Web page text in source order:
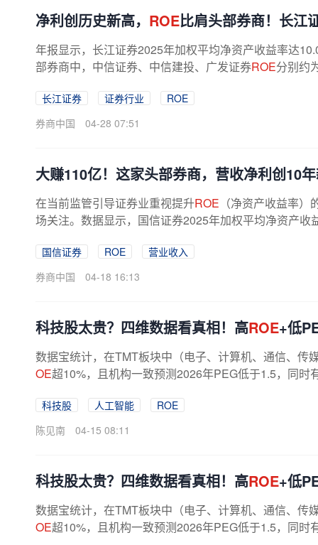
净利创历史新高， ROE比肩头部券商！长江
年报显示，长江证券2025年加权平均净资产收益率达
部券商中，中信证券、中信建投、广发证券ROE分别约
长江证券 证券行业
ROE
券商中国
04-28 07:51
大赚110亿！这家头部券商，营收净利创10
在当前监管引导证券业重视提升ROE （净资产收益率
场关注。数据显示，国信证券2025年加权平均净资产
国信证券 ROE
营业收入
券商中国
04-18 16:13
科技股太贵？四维数据看真相！高ROE+低
数据宝统计，在TMT板块中（电子、计算机、通信、传
OE超10%，且机构一致预测2026年PEG低于1.5，同时
科技股 人工智能
ROE
陈见南
04-15 08:11
科技股太贵？四维数据看真相！高ROE+低
数据宝统计，在TMT板块中（电子、计算机、通信、传
OE超10%，且机构一致预测2026年PEG低于1.5，同时